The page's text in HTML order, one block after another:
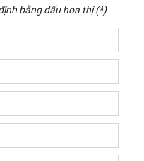
bằng dấu hoa thị (*)